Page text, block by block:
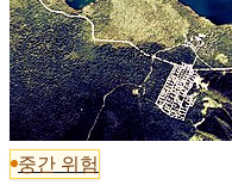
중간 위험